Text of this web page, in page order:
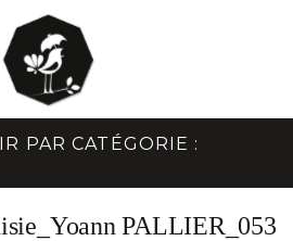
PAR CATÉGORIE :
PALLIER_053